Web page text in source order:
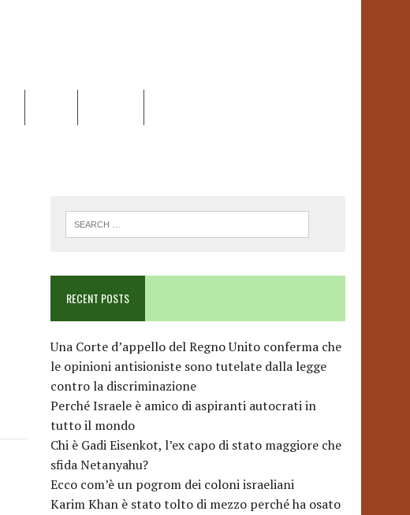
RECENT POSTS
Una Corte d’appello del Regno Unito conferma che
le opinioni antisioniste sono tutelate dalla legge
contro la discriminazione
Perché Israele è amico di aspiranti autocrati in
tutto il mondo
Chi è Gadi Eisenkot, l’ex capo di stato maggiore che
sfida Netanyahu?
Ecco com’è un pogrom dei coloni israeliani
Karim Khan è stato tolto di mezzo perché ha osato